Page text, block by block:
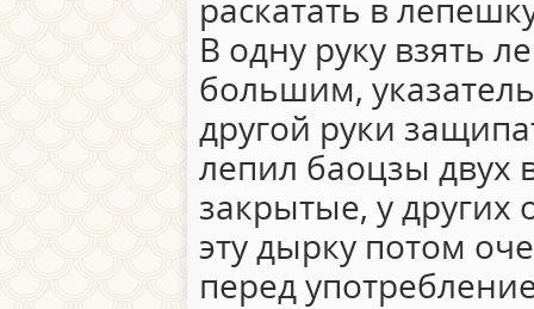
раскатать в
В одну руку взять
большим,
другой руки
лепил баоцзы двух
закрытые, у других
эту дырку потом
перед